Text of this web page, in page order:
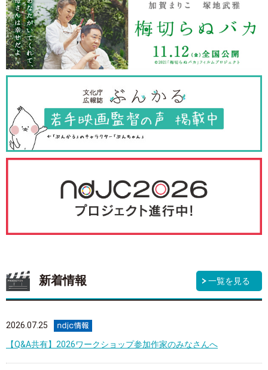
新着情報 一覧を見る
2026.07.25
【Q&A共有】2026ワークショップ参加作家のみなさんへ